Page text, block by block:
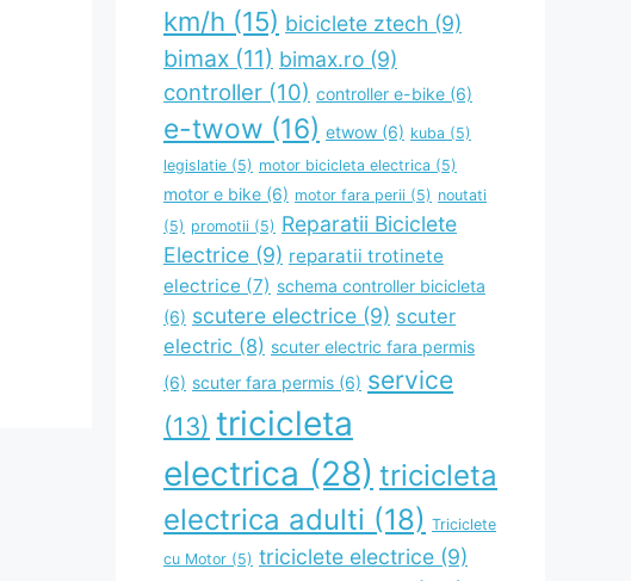
km/h (15) biciclete ztech (9)
bimax (11) bimax.ro (9)
controller (10) controller e-bike (6)
e-twow (16) etwow (6) kuba (5)
legislatie (5) motor bicicleta electrica (5)
motor e bike (6) motor fara perii (5) noutati
(5) promotii (5) Reparatii Biciclete
Electrice (9) reparatii trotinete
electrice (7) schema controller bicicleta
(6) scutere electrice (9) scuter
electric (8) scuter electric fara permis
(6) scuter fara permis (6) service
(13) tricicleta
electrica (28) tricicleta
electrica adulti (18) Triciclete
cu Motor (5) triciclete electrice (9)